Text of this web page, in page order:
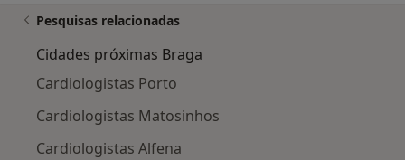
Pesquisas relacionadas
Cidades próximas Braga
Cardiologistas Porto
Cardiologistas Matosinhos
Cardiologistas Alfena